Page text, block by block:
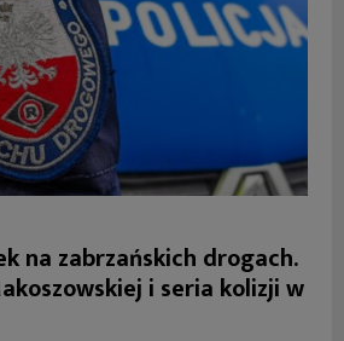
na zabrzańskich drogach.
i seria kolizji w